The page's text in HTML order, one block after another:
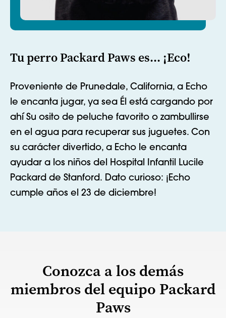
Tu perro Packard Paws es... ¡Eco!
Proveniente de Prunedale, California, a Echo
le encanta jugar, ya sea Él está cargando por
ahí Su osito de peluche favorito o zambullirse
en el agua para recuperar sus juguetes. Con
su carácter divertido, a Echo le encanta
ayudar a los niños del Hospital Infantil Lucile
Packard de Stanford. Dato curioso: ¡Echo
cumple años el 23 de diciembre!
Conozca a los demás
miembros del equipo Packard
Paws